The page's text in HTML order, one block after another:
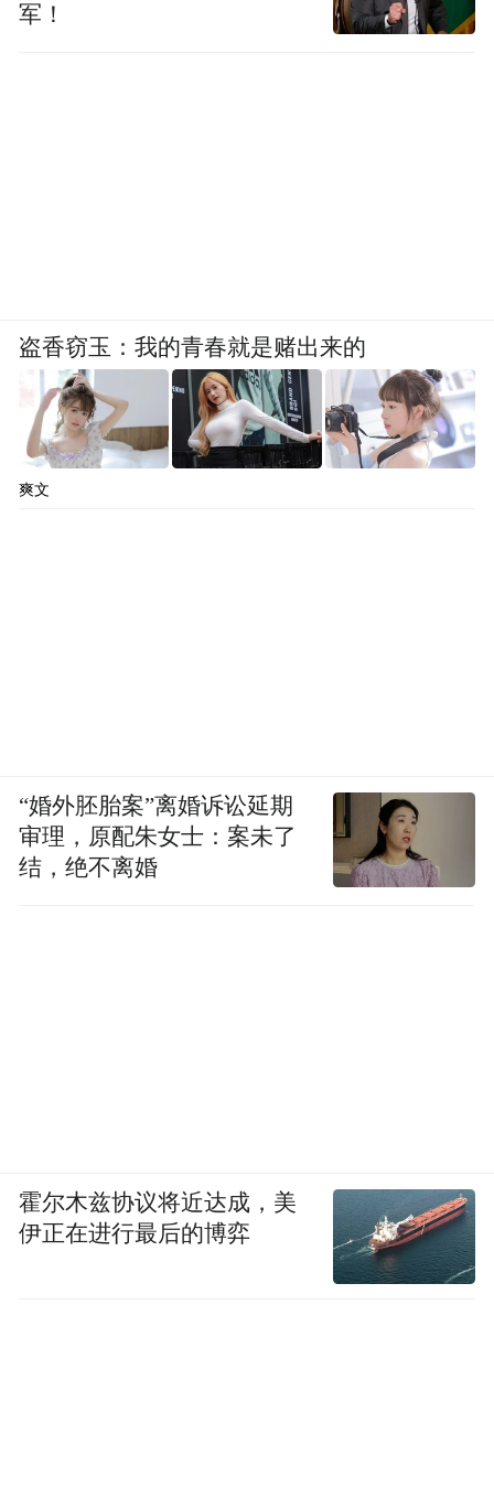
军！
盗香窃玉：我的青春就是赌出来的
爽文
“婚外胚胎案”离婚诉讼延期
审理，原配朱女士：案未了
结，绝不离婚
霍尔木兹协议将近达成，美
伊正在进行最后的博弈